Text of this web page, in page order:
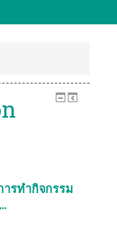
รทำกิจกรรม